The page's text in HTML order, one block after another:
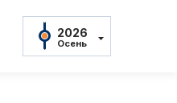
2026
Осень